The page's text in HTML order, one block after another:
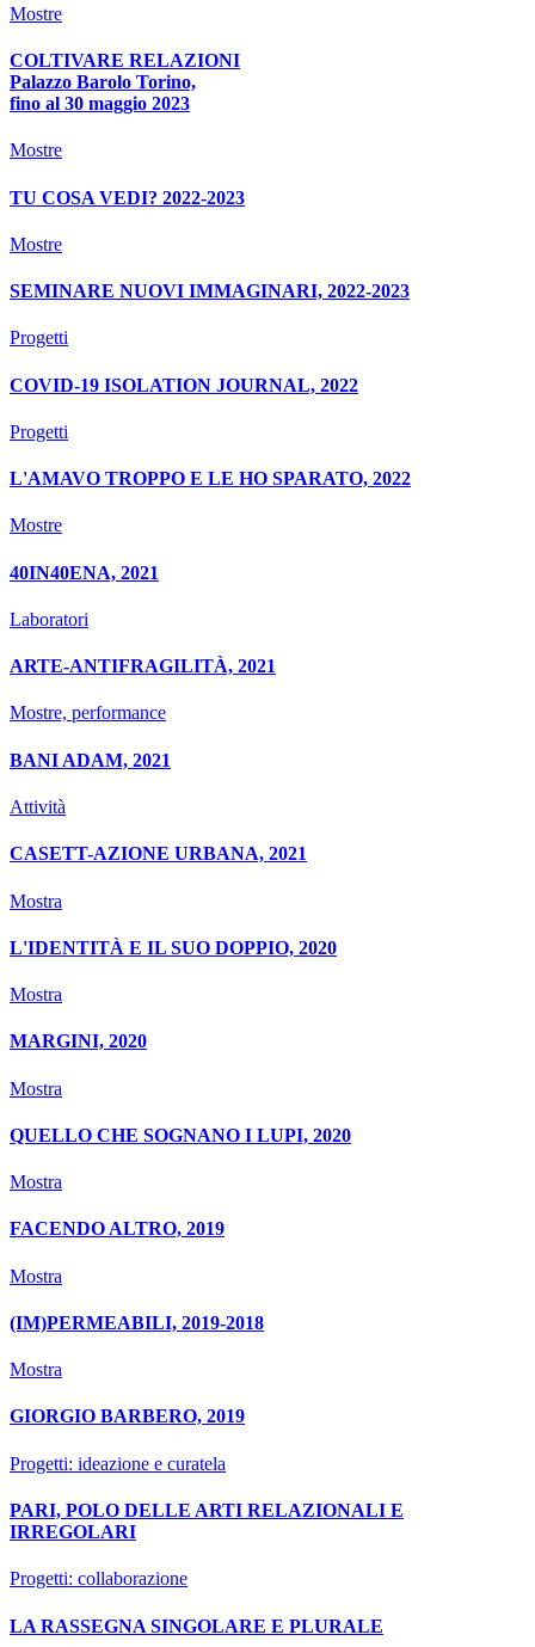
Mostre
COLTIVARE RELAZIONI
Palazzo Barolo Torino,
fino al 30 maggio 2023
Mostre
TU COSA VEDI? 2022-2023
Mostre
SEMINARE NUOVI IMMAGINARI, 2022-2023
Progetti
COVID-19 ISOLATION JOURNAL, 2022
Progetti
L'AMAVO TROPPO E LE HO SPARATO, 2022
Mostre
40IN40ENA, 2021
Laboratori
ARTE-ANTIFRAGILITÀ, 2021
Mostre, performance
BANI ADAM, 2021
Attività
CASETT-AZIONE URBANA, 2021
Mostra
L'IDENTITÀ E IL SUO DOPPIO, 2020
Mostra
MARGINI, 2020
Mostra
QUELLO CHE SOGNANO I LUPI, 2020
Mostra
FACENDO ALTRO, 2019
Mostra
(IM)PERMEABILI, 2019-2018
Mostra
GIORGIO BARBERO, 2019
Progetti: ideazione e curatela
PARI, POLO DELLE ARTI RELAZIONALI E
IRREGOLARI
Progetti: collaborazione
LA RASSEGNA SINGOLARE E PLURALE